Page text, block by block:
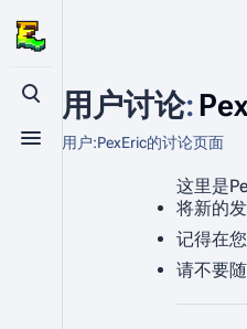
打开/关闭搜索
打开/关闭菜单
用户讨论:
用户:PexEric的讨论页面
这里是
将新的
记得在
请不要